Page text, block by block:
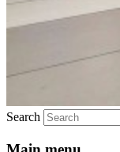
Search